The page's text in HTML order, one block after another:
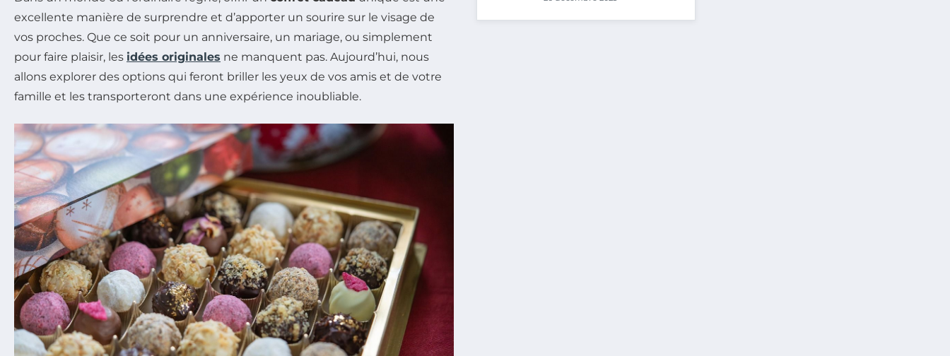
excellente manière de surprendre et d’apporter un sourire sur le visage de
vos proches. Que ce soit pour un anniversaire, un mariage, ou simplement
pour faire plaisir, les idées originales ne manquent pas. Aujourd’hui, nous
allons explorer des options qui feront briller les yeux de vos amis et de votre
famille et les transporteront dans une expérience inoubliable.